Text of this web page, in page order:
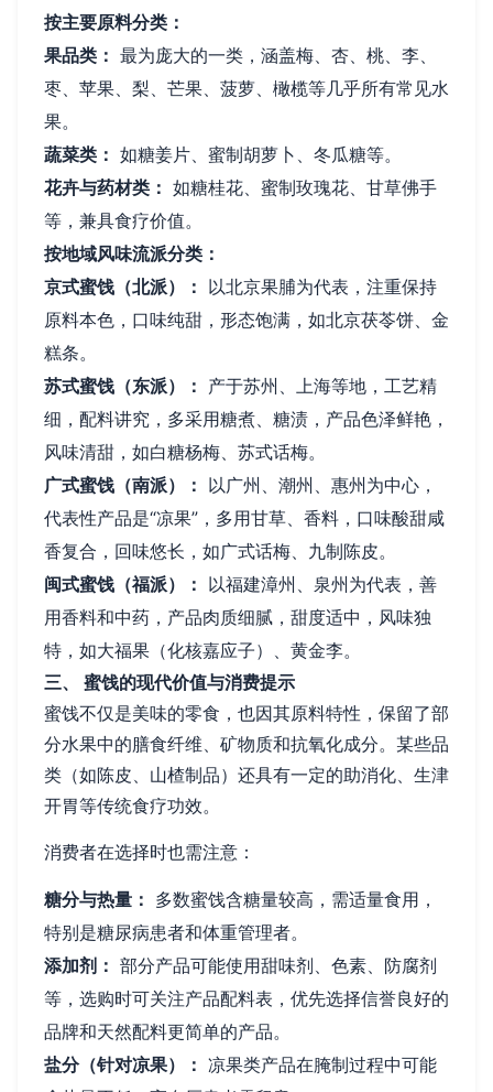
按主要原料分类：
果品类： 最为庞大的一类，涵盖梅、杏、桃、李、
枣、苹果、梨、芒果、菠萝、橄榄等几乎所有常见水
果。
蔬菜类： 如糖姜片、蜜制胡萝卜、冬瓜糖等。
花卉与药材类： 如糖桂花、蜜制玫瑰花、甘草佛手
等，兼具食疗价值。
按地域风味流派分类：
京式蜜饯（北派）： 以北京果脯为代表，注重保持
原料本色，口味纯甜，形态饱满，如北京茯苓饼、金
糕条。
苏式蜜饯（东派）： 产于苏州、上海等地，工艺精
细，配料讲究，多采用糖煮、糖渍，产品色泽鲜艳，
风味清甜，如白糖杨梅、苏式话梅。
广式蜜饯（南派）： 以广州、潮州、惠州为中心，
代表性产品是“凉果”，多用甘草、香料，口味酸甜咸
香复合，回味悠长，如广式话梅、九制陈皮。
闽式蜜饯（福派）： 以福建漳州、泉州为代表，善
用香料和中药，产品肉质细腻，甜度适中，风味独
特，如大福果（化核嘉应子）、黄金李。
三、 蜜饯的现代价值与消费提示
蜜饯不仅是美味的零食，也因其原料特性，保留了部
分水果中的膳食纤维、矿物质和抗氧化成分。某些品
类（如陈皮、山楂制品）还具有一定的助消化、生津
开胃等传统食疗功效。
消费者在选择时也需注意：
糖分与热量： 多数蜜饯含糖量较高，需适量食用，
特别是糖尿病患者和体重管理者。
添加剂： 部分产品可能使用甜味剂、色素、防腐剂
等，选购时可关注产品配料表，优先选择信誉良好的
品牌和天然配料更简单的产品。
盐分（针对凉果）： 凉果类产品在腌制过程中可能